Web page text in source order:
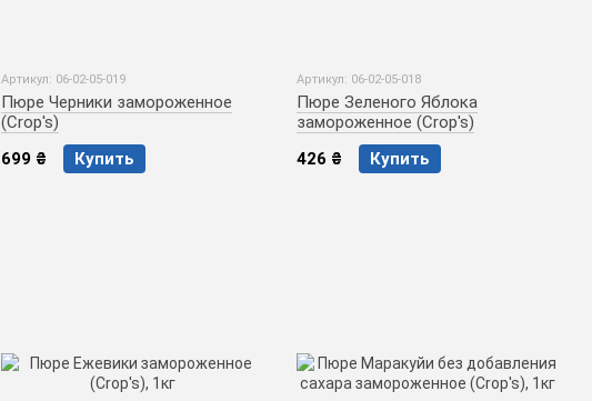
Артикул: 06-02-05-019
Пюре Черники замороженное
(Crop's)
699 ₴
Купить
Артикул: 06-02-05-018
Пюре Зеленого Яблока
замороженное (Crop's)
426 ₴
Купить